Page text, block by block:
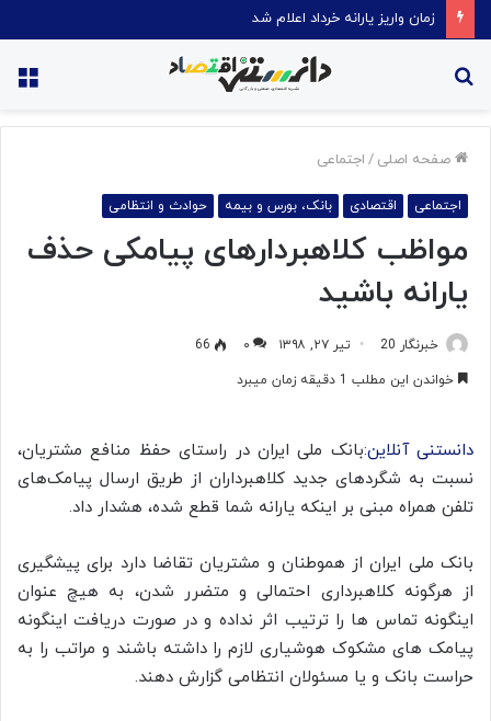
قیمت روغن دریکسال رکورد زد
صفحه اصلی / اجتماعی
اجتماعی اقتصادی بانک، بورس و بیمه حوادث و انتظامی
مواظب کلاهبردارهای پیامکی حذف
یارانه باشید
خبرنگار 20 تیر ۲۷, ۱۳۹۸ ۰
66
خواندن این مطلب 1 دقیقه زمان میبرد
دانستنی آنلاین:بانک ملی ایران در راستای حفظ منافع مشتریان،
نسبت به شگردهای جدید کلاهبرداران از طریق ارسال پیامک‌های
تلفن همراه مبنی بر اینکه یارانه شما قطع شده، هشدار داد.
بانک ملی ایران از هموطنان و مشتریان تقاضا دارد برای پیشگیری
از هرگونه کلاهبرداری احتمالی و متضرر شدن، به هیچ عنوان
اینگونه تماس ها را ترتیب اثر نداده و در صورت دریافت اینگونه
پیامک های مشکوک هوشیاری لازم را داشته باشند و مراتب را به
حراست بانک و یا مسئولان انتظامی گزارش دهند.